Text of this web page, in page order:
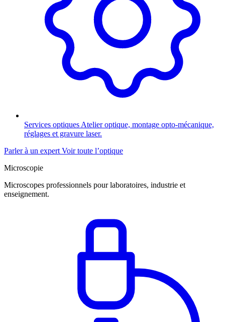
Services optiques Atelier optique, montage opto-mécanique,
réglages et gravure laser.
Parler à un expert Voir toute l’optique
Microscopie
Microscopes professionnels pour laboratoires, industrie et
enseignement.